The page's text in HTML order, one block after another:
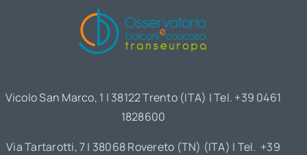
Vicolo San Marco, 1 | 38122 Trento (ITA) | Tel. +39 0461
1828600
Via Tartarotti, 7 | 38068 Rovereto (TN) (ITA) | Tel. +39